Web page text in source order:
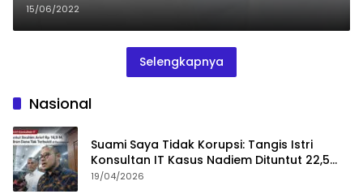
Jokowi
15/06/2022
Selengkapnya
Nasional
Suami Saya Tidak Korupsi: Tangis Istri
Konsultan IT Kasus Nadiem Dituntut 22,5
Tahun
19/04/2026